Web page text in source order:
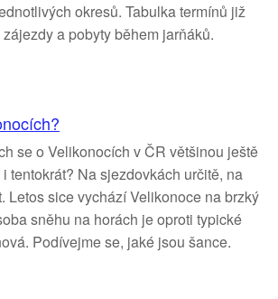
okresů. Tabulka termínů již
a pobyty během jarňáků.
se o Velikonocích v ČR většinou ještě
tentokrát? Na sjezdovkách určitě, na
Letos sice vychází Velikonoce na brzký
sněhu na horách je oproti typické
Podívejme se, jaké jsou šance.